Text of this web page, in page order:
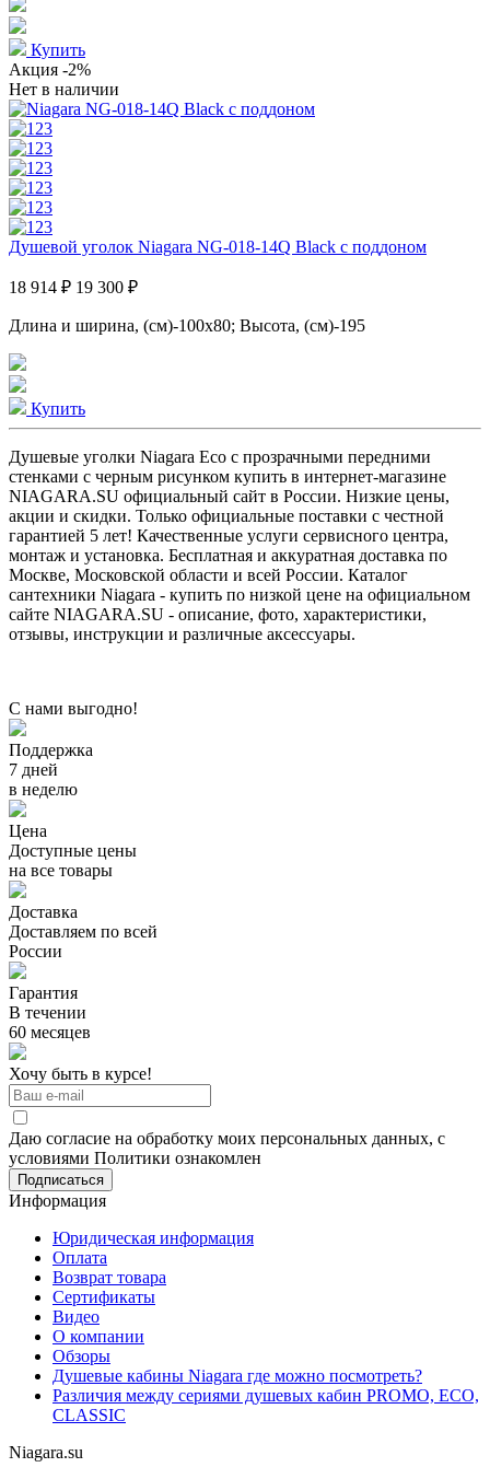
Купить
Акция -2%
Нет в наличии
Душевой уголок Niagara NG-018-14Q Black с поддоном
18 914 ₽ 19 300 ₽
Длина и ширина, (см)-100x80; Высота, (см)-195
Купить
Душевые уголки Niagara Eco с прозрачными передними
стенками с черным рисунком купить в интернет-магазине
NIAGARA.SU официальный сайт в России. Низкие цены,
акции и скидки. Только официальные поставки c честной
гарантией 5 лет! Качественные услуги сервисного центра,
монтаж и установка. Бесплатная и аккуратная доставка по
Москве, Московской области и всей России. Каталог
сантехники Niagara - купить по низкой цене на официальном
сайте NIAGARA.SU - описание, фото, характеристики,
отзывы, инструкции и различные аксессуары.
С нами выгодно!
Поддержка
7 дней
в неделю
Цена
Доступные цены
на все товары
Доставка
Доставляем по всей
России
Гарантия
В течении
60 месяцев
Хочу быть в курсе!
Даю согласие на обработку моих персональных данных, с
условиями Политики ознакомлен
Информация
Юридическая информация
Оплата
Возврат товара
Сертификаты
Видео
О компании
Обзоры
Душевые кабины Niagara где можно посмотреть?
Различия между сериями душевых кабин PROMO, ECO,
CLASSIC
Niagara.su